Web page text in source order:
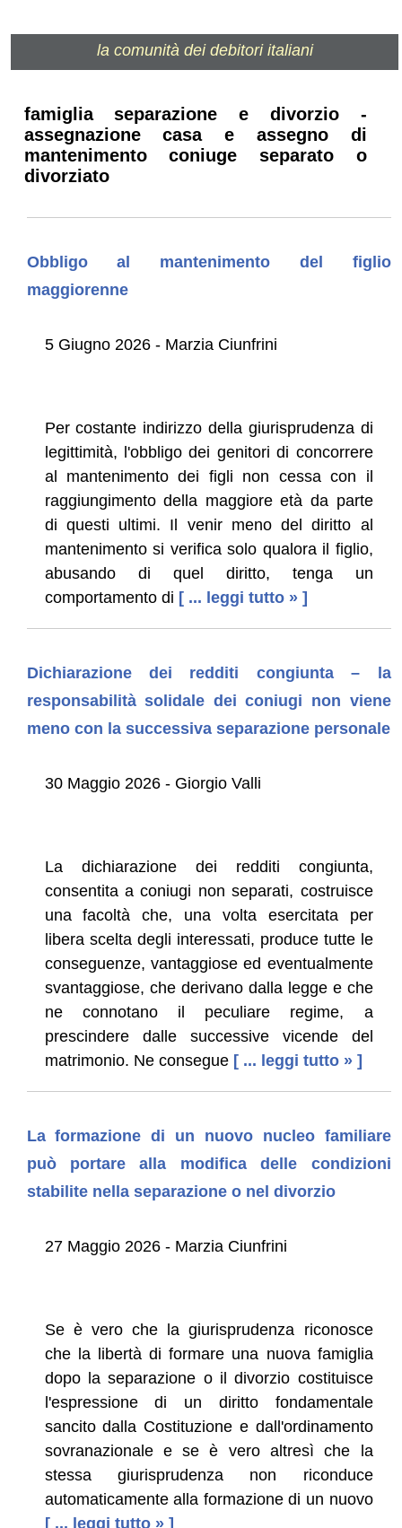
la comunità dei debitori italiani
famiglia separazione e divorzio -
assegnazione casa e assegno di
mantenimento coniuge separato o
divorziato
Obbligo al mantenimento del figlio
maggiorenne
5 Giugno 2026 - Marzia Ciunfrini
Per costante indirizzo della giurisprudenza di
legittimità, l'obbligo dei genitori di concorrere
al mantenimento dei figli non cessa con il
raggiungimento della maggiore età da parte
di questi ultimi. Il venir meno del diritto al
mantenimento si verifica solo qualora il figlio,
abusando di quel diritto, tenga un
comportamento di [ ... leggi tutto » ]
Dichiarazione dei redditi congiunta – la
responsabilità solidale dei coniugi non viene
meno con la successiva separazione personale
30 Maggio 2026 - Giorgio Valli
La dichiarazione dei redditi congiunta,
consentita a coniugi non separati, costruisce
una facoltà che, una volta esercitata per
libera scelta degli interessati, produce tutte le
conseguenze, vantaggiose ed eventualmente
svantaggiose, che derivano dalla legge e che
ne connotano il peculiare regime, a
prescindere dalle successive vicende del
matrimonio. Ne consegue [ ... leggi tutto » ]
La formazione di un nuovo nucleo familiare
può portare alla modifica delle condizioni
stabilite nella separazione o nel divorzio
27 Maggio 2026 - Marzia Ciunfrini
Se è vero che la giurisprudenza riconosce
che la libertà di formare una nuova famiglia
dopo la separazione o il divorzio costituisce
l'espressione di un diritto fondamentale
sancito dalla Costituzione e dall'ordinamento
sovranazionale e se è vero altresì che la
stessa giurisprudenza non riconduce
automaticamente alla formazione di un nuovo
[ ... leggi tutto » ]